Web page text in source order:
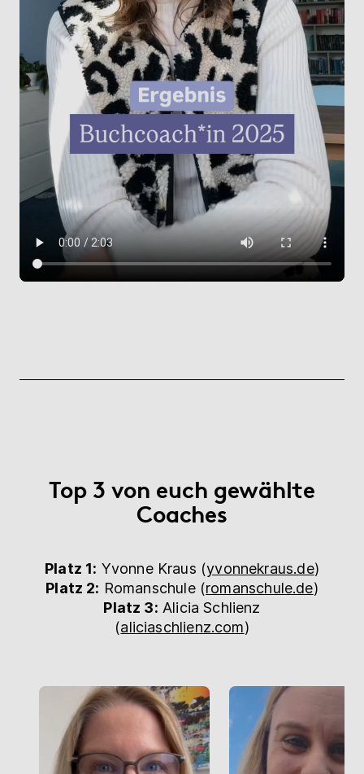
Top 3 von euch gewählte
Coaches
Platz 1: Yvonne Kraus (yvonnekraus.de)
Platz 2: Romanschule (romanschule.de)
Platz 3: Alicia Schlienz
(aliciaschlienz.com)